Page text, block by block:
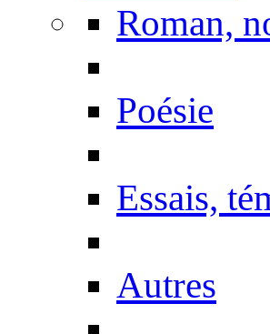
Roman,
Poésie
Essais,
Autres